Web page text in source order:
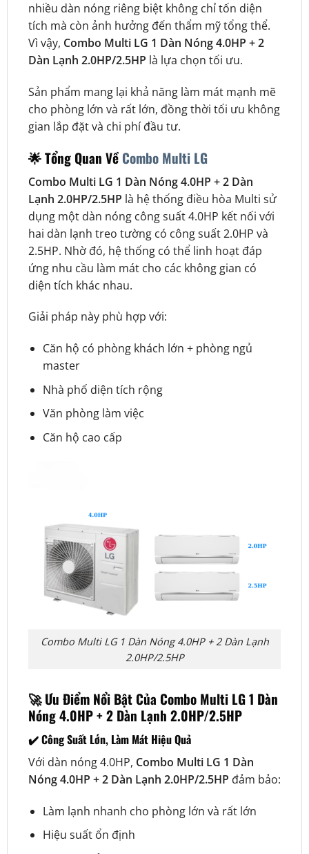
nhiều dàn nóng riêng biệt không chỉ tốn diện
tích mà còn ảnh hưởng đến thẩm mỹ tổng thể.
Vì vậy, Combo Multi LG 1 Dàn Nóng 4.0HP + 2
Dàn Lạnh 2.0HP/2.5HP là lựa chọn tối ưu.
Sản phẩm mang lại khả năng làm mát mạnh mẽ
cho phòng lớn và rất lớn, đồng thời tối ưu không
gian lắp đặt và chi phí đầu tư.
🌟 Tổng Quan Về Combo Multi LG
Combo Multi LG 1 Dàn Nóng 4.0HP + 2 Dàn
Lạnh 2.0HP/2.5HP là hệ thống điều hòa Multi sử
dụng một dàn nóng công suất 4.0HP kết nối với
hai dàn lạnh treo tường có công suất 2.0HP và
2.5HP. Nhờ đó, hệ thống có thể linh hoạt đáp
ứng nhu cầu làm mát cho các không gian có
diện tích khác nhau.
Giải pháp này phù hợp với:
Căn hộ có phòng khách lớn + phòng ngủ
master
Nhà phố diện tích rộng
Văn phòng làm việc
Căn hộ cao cấp
Combo Multi LG 1 Dàn Nóng 4.0HP + 2 Dàn Lạnh
2.0HP/2.5HP
🚀 Ưu Điểm Nổi Bật Của Combo Multi LG 1 Dàn
Nóng 4.0HP + 2 Dàn Lạnh 2.0HP/2.5HP
✔️ Công Suất Lớn, Làm Mát Hiệu Quả
Với dàn nóng 4.0HP, Combo Multi LG 1 Dàn
Nóng 4.0HP + 2 Dàn Lạnh 2.0HP/2.5HP đảm bảo:
Làm lạnh nhanh cho phòng lớn và rất lớn
Hiệu suất ổn định